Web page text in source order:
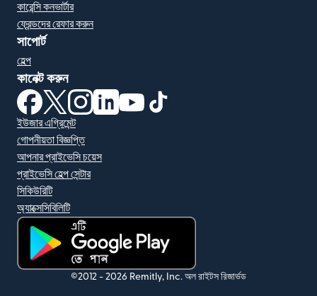
কারেন্সি কনভার্টার
ফ্রেন্ডদের রেফার করুন
সাপোর্ট
হেল্প
কানেক্ট করুন
(নতুন উইন্ডোতে খুলবে)
(নতুন উইন্ডোতে খুলবে)
(নতুন উইন্ডোতে খুলবে)
(নতুন উইন্ডোতে খুলবে)
(নতুন উইন্ডোতে খুলবে)
ইউজার এগ্রিমেন্ট
গোপনীয়তা বিজ্ঞপ্তি
আপনার প্রাইভেসি চয়েস
প্রাইভেসি হেল্প সেন্টার
সিকিউরিটি
অ্যাক্সেসিবিলিটি
(নতুন উইন্ডোতে খুলবে)
©2012 - 2026 Remitly, Inc. অল রাইটস রিজার্ভড